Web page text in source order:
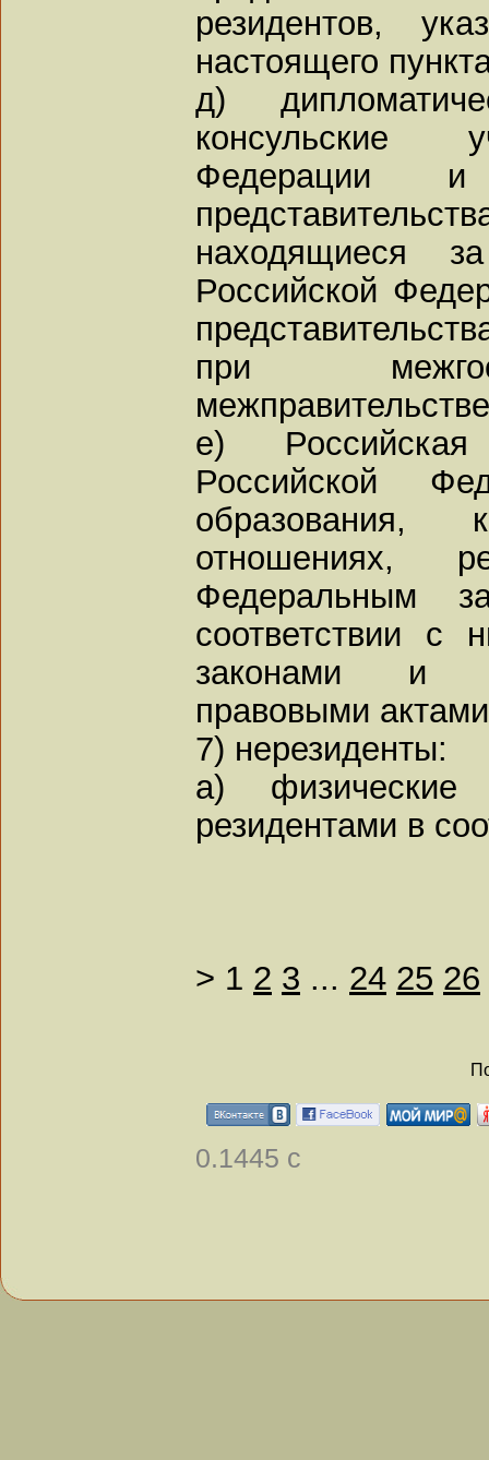
резидентов,
настоящего
д)
консульские
Федерации
находящиеся
Российской
при
е)
Российской
образования,
отношениях,
Федеральным
соответствии с
законами и
правовыми
7) нерезиденты:
а)
резидентами в
> 1 2 3 ... 24 25 26
0.1445 с